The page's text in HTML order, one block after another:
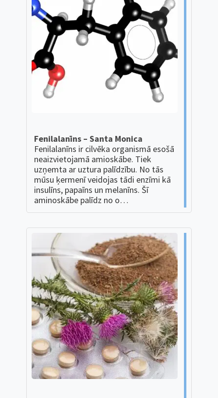
Fenilalanīns – Santa Monica
Fenilalanīns ir cilvēka organismā esošā
neaizvietojamā amioskābe. Tiek
uzņemta ar uztura palīdzību. No tās
mūsu ķermenī veidojas tādi enzīmi kā
insulīns, papaīns un melanīns. Šī
aminoskābe palīdz no o…